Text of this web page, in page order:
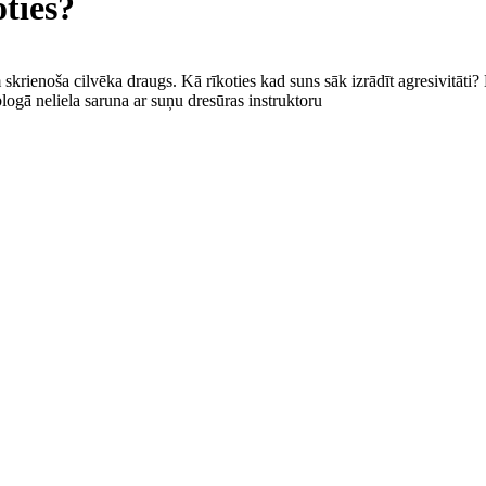
cilvēka draugs. Kā rīkoties kad suns sāk izrādīt
neliela saruna ar suņu dresūras instruktoru